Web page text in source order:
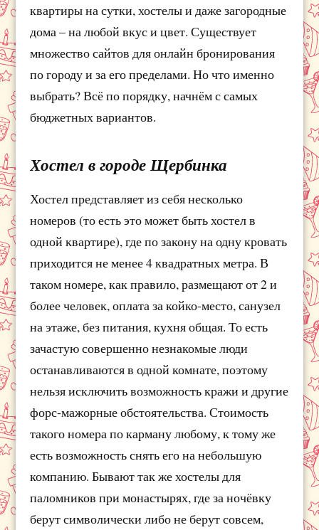
квартиры на сутки, хостелы и даже загородные
дома – на любой вкус и цвет. Существует
множество сайтов для онлайн бронирования
по городу и за его пределами. Но что именно
выбрать? Всё по порядку, начнём с самых
бюджетных вариантов.
Хостел в городе Щербинка
Хостел представляет из себя несколько
номеров (то есть это может быть хостел в
одной квартире), где по закону на одну кровать
приходится не менее 4 квадратных метра. В
таком номере, как правило, размещают от 2 и
более человек, оплата за койко-место, санузел
на этаже, без питания, кухня общая. То есть
зачастую совершенно незнакомые люди
останавливаются в одной комнате, поэтому
нельзя исключить возможность кражи и другие
форс-мажорные обстоятельства. Стоимость
такого номера по карману любому, к тому же
есть возможность снять его на небольшую
компанию. Бывают так же хостелы для
паломников при монастырях, где за ночёвку
берут символически либо не берут совсем,